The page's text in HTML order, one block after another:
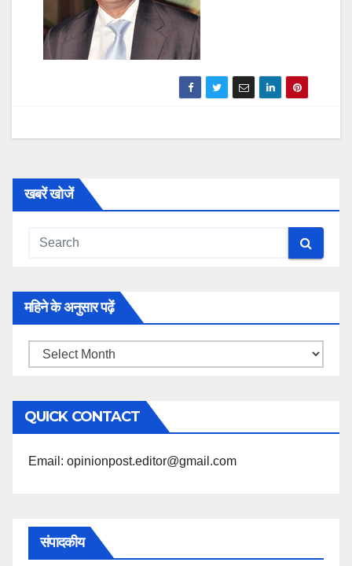
खबरें खोजें
महिने के अनुसार पढ़ें
महिने
अनुसार
पढ़ें
QUICK CONTACT
Email: opinionpost.editor@gmail.com
संपादकीय